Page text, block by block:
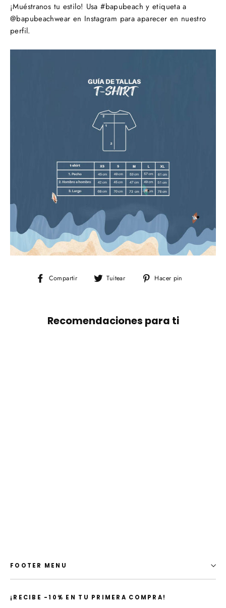
¡Muéstranos tu estilo! Usa #bapubeach y etiqueta a
@bapubeachwear en Instagram para aparecer en nuestro
perfil.
Compartir
Compartir
Tuitear
Tuitear Hacer pin
Recomendaciones para ti
FOOTER MENU
¡​RECIBE -10% EN TU PRIMERA COMPRA!